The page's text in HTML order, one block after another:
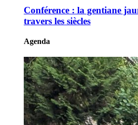
Conférence : la gentiane
travers les siècles
Agenda